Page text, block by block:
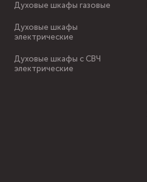
Духовые шкафы газовые
Духовые шкафы
электрические
Духовые шкафы с СВЧ
электрические